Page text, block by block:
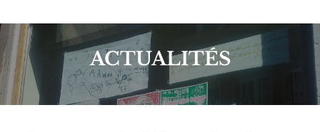
ACTUALITÉS